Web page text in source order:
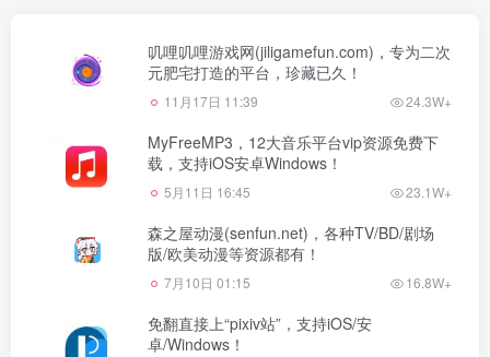
叽哩叽哩游戏网(jiligamefun.com)，专为二次
元肥宅打造的平台，珍藏已久！
11月17日 11:39 24.3W+
MyFreeMP3，12大音乐平台vip资源免费下
载，支持iOS安卓Windows！
5月11日 16:45 23.1W+
森之屋动漫(senfun.net)，各种TV/BD/剧场
版/欧美动漫等资源都有！
7月10日 01:15 16.8W+
免翻直接上“pixiv站”，支持iOS/安
卓/Windows！